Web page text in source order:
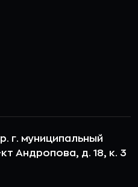
г. муниципальный
Андропова, д. 18, к. 3